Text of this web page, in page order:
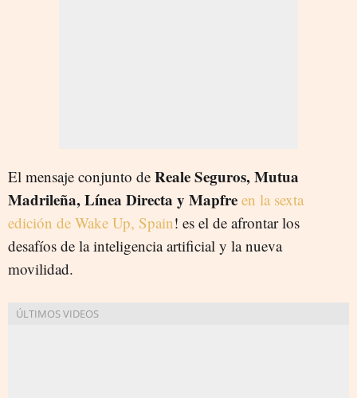
El mensaje conjunto de Reale Seguros, Mutua
Madrileña, Línea Directa y Mapfre en la sexta
edición de Wake Up, Spain! es el de afrontar los
desafíos de la inteligencia artificial y la nueva
movilidad.